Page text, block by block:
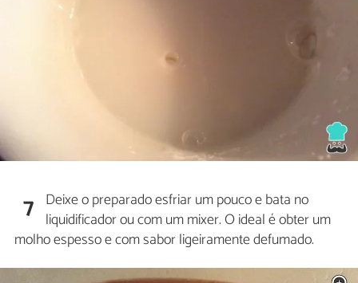
7 Deixe o preparado esfriar um pouco e bata no
liquidificador ou com um mixer. O ideal é obter um
molho espesso e com sabor ligeiramente defumado.